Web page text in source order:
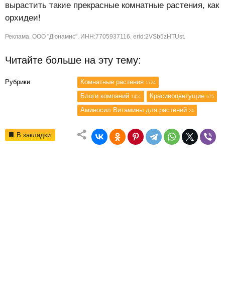
вырастить такие прекрасные комнатные растения, как
орхидеи!
Реклама. ООО "Дюнамис". ИНН:7705937116. erid:2VSb5zHTUst.
Читайте больше на эту тему:
Рубрики Комнатные растения 1724
Блоги компаний 1451 Красивоцветущие 675
Аминосил Витамины для растений 24
В закладки